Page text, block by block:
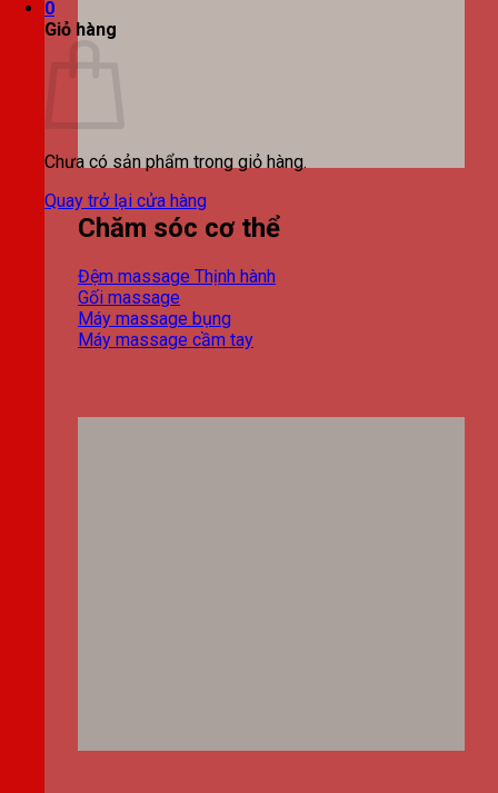
0
Giỏ hàng
Chưa có sản phẩm trong giỏ hàng.
Quay trở lại cửa hàng
Chăm sóc cơ thể
Đệm massage
Gối massage
Máy massage bụng
Máy massage cầm tay